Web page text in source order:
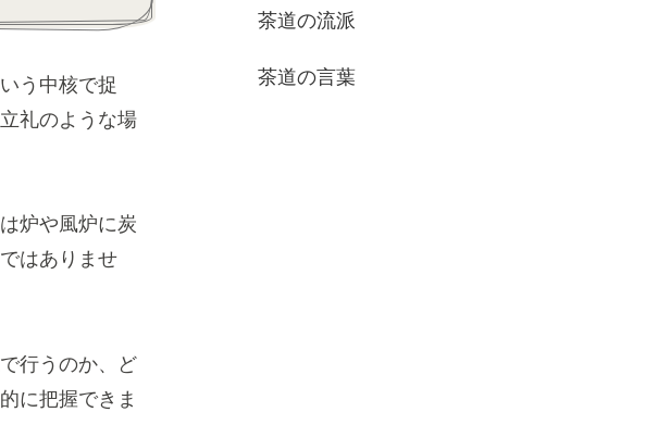
う中核で捉
礼のような場
炉や風炉に炭
はありませ
行うのか、ど
に把握できま
茶道の流派
茶道の言葉